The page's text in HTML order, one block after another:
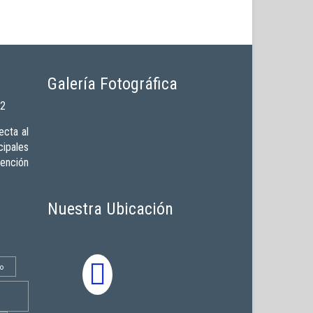
al
Galería Fotográfica
Nuestra Ubicación